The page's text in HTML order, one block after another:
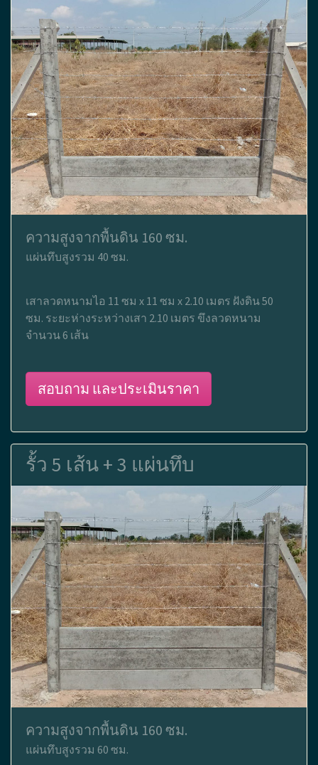
ความสูงจากพื้นดิน 160 ซม.
แผ่นทึบสูงรวม 40 ซม.
เสาลวดหนามไอ 11 ซม x 11 ซม x 2.10 เมตร ฝังดิน 50
ซม. ระยะห่างระหว่างเสา 2.10 เมตร ขึงลวดหนาม
จำนวน 6 เส้น
สอบถาม และประเมินราคา
รั้ว 5 เส้น + 3 แผ่นทึบ
ความสูงจากพื้นดิน 160 ซม.
แผ่นทึบสูงรวม 60 ซม.